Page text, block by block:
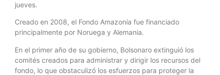
jueves.
Creado en 2008, el Fondo Amazonía fue financiado
principalmente por Noruega y Alemania.
En el primer año de su gobierno, Bolsonaro extinguió los
comités creados para administrar y dirigir los recursos del
fondo, lo que obstaculizó los esfuerzos para proteger la